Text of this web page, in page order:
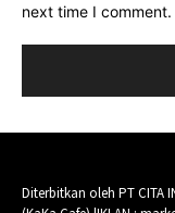
next time I comment.
Diterbitkan oleh PT CITA